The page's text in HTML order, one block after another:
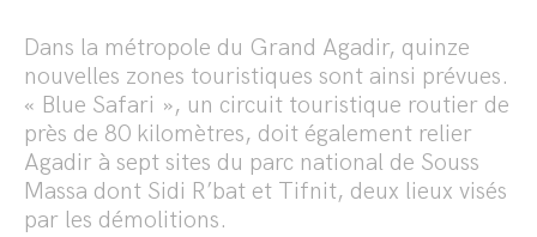
Dans la métropole du Grand Agadir, quinze
nouvelles zones touristiques sont ainsi prévues.
« Blue Safari », un circuit touristique routier de
près de 80 kilomètres, doit également relier
Agadir à sept sites du parc national de Souss
Massa dont Sidi R’bat et Tifnit, deux lieux visés
par les démolitions.